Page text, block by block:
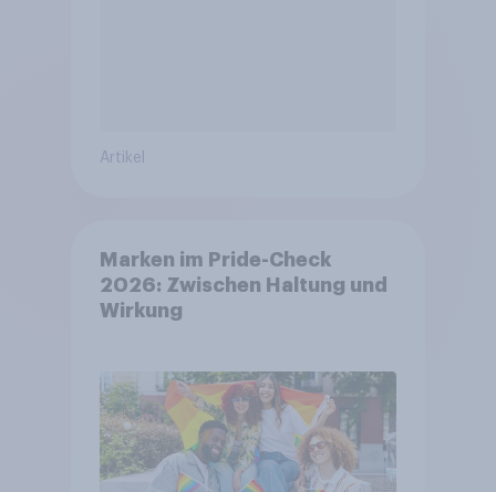
Artikel
Marken im Pride-Check
2026: Zwischen Haltung und
Wirkung